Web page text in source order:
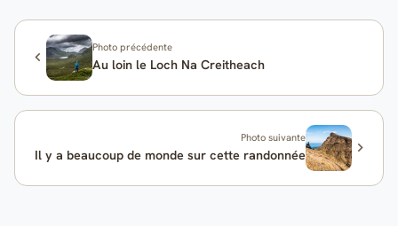
Photo précédente
Au loin le Loch Na Creitheach
Photo suivante
Il y a beaucoup de monde sur cette randonnée